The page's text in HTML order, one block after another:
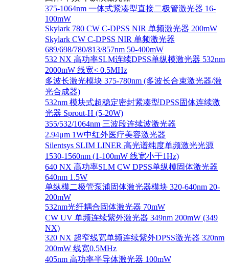
375-1064nm 一体式紧凑型直接二极管激光器 16-
100mW
Skylark 780 CW C-DPSS NIR 单频激光器 200mW
Skylark CW C-DPSS NIR 单频激光器
689/698/780/813/857nm 50-400mW
532 NX 高功率SLM连续DPSS单纵模激光器 532nm
2000mW 线宽< 0.5MHz
多波长激光模块 375-780nm (多波长合束激光器/激
光合成器)
532nm 模块式超稳定密封紧凑型DPSS固体连续激
光器 Sprout-H (5-20W)
355/532/1064nm 三波段连续波激光器
2.94μm 1W中红外医疗美容激光器
Silentsys SLIM LINER 高光谱纯度单频激光光源
1530-1560nm (1-100mW 线宽小于1Hz)
640 NX 高功率SLM CW DPSS单纵模固体激光器
640nm 1.5W
单纵模二极管泵浦固体激光器模块 320-640nm 20-
200mW
532nm光纤耦合固体激光器 70mW
CW UV 单频连续紫外激光器 349nm 200mW (349
NX)
320 NX 超窄线宽单频连续紫外DPSS激光器 320nm
200mW 线宽0.5MHz
405nm 高功率半导体激光器 100mW